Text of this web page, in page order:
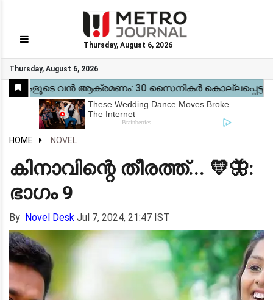
Thursday, August 6, 2026
Thursday, August 6, 2026
GO
Home
Kerala
National
Gulf
World
Sports
Movies
Health
Automobile
Travel
Education
Novel
Business
Technology
Webstory
HOME NOVEL
കിനാവിന്റെ തീരത്ത്... 💛🦋:
ഭാഗം 9
By Novel Desk Jul 7, 2024, 21:47 IST